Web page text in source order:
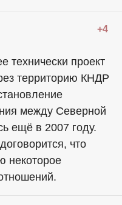
+4
технически проект
территорию КНДР
между Северной
ещё в 2007 году.
что
некоторое